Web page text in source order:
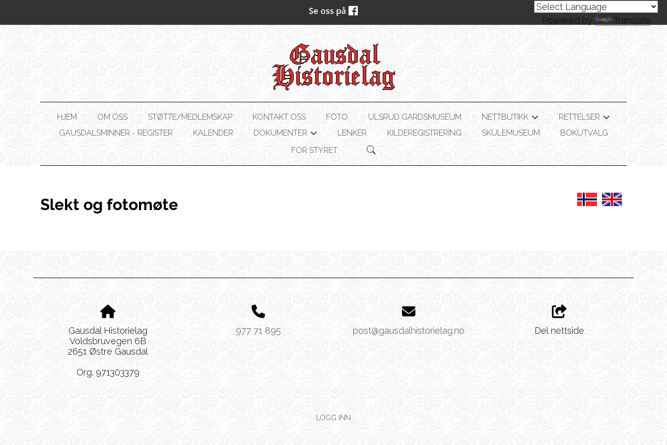
HJEM OM OSS STØTTE/MEDLEMSKAP KONTAKT OSS FOTO ULSRUD GARDSMUSEUM NETTBUTIKK
RETTELSER
GAUSDALSMINNER - REGISTER
KALENDER DOKUMENTER LENKER KILDEREGISTRERING SKULEMUSEUM
BOKUTVALG
FOR STYRET
Slekt og fotomøte
Powered by Translate
Gausdal Historielag
Voldsbruvegen 6B
2651 Østre Gausdal
Org. 971303379
977 71 895 post@gausdalhistorielag.no Del nettside
LOGG INN